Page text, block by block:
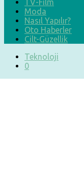
TV-Film
Moda
Nasıl Yapılır?
Oto Haberler
Cilt-Güzellik
Teknoloji
0